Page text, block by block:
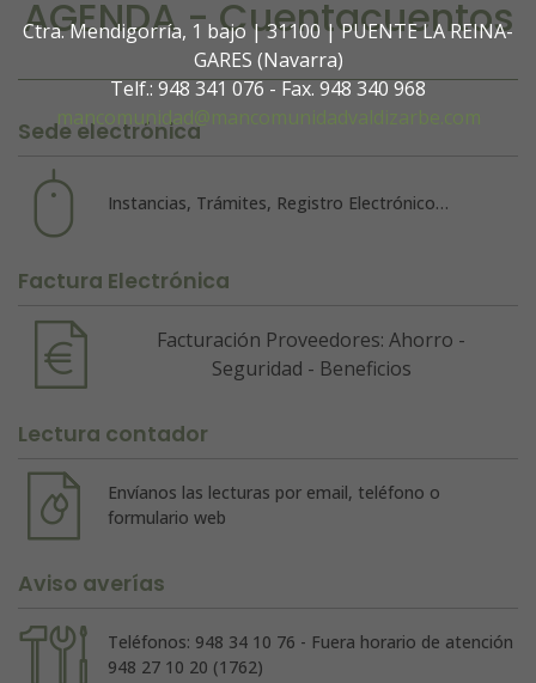
Ctra. Mendigorría, 1 bajo | 31100 | PUENTE LA REINA-
GARES (Navarra)
Telf.: 948 341 076 - Fax. 948 340 968
mancomunidad@mancomunidadvaldizarbe.com
AGENDA - Cuentacuentos
Sede electrónica
Instancias, Trámites, Registro Electrónico…
Factura Electrónica
Facturación Proveedores: Ahorro -
Seguridad - Beneficios
Lectura contador
Envíanos las lecturas por email, teléfono o
formulario web
Aviso averías
Teléfonos: 948 34 10 76 - Fuera horario de atención
948 27 10 20 (1762)